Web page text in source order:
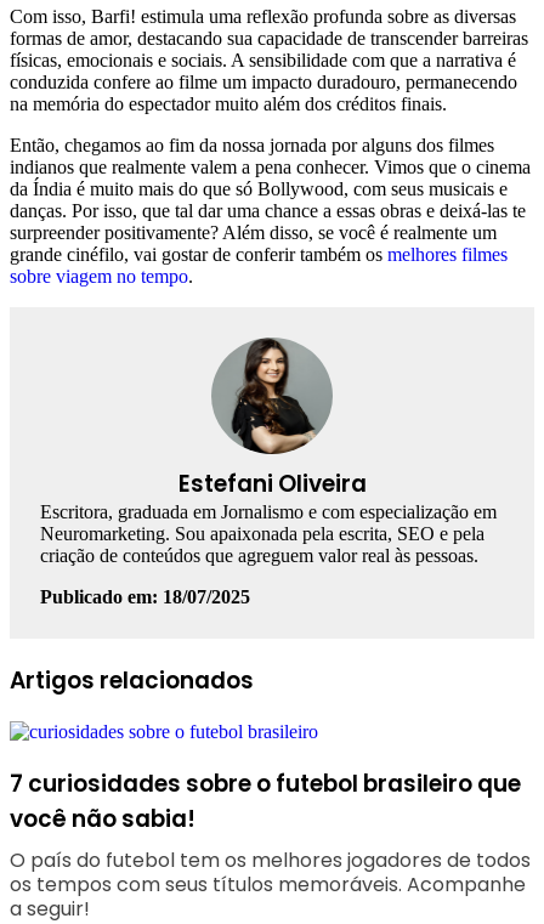
Com isso, Barfi! estimula uma reflexão profunda sobre as diversas
formas de amor, destacando sua capacidade de transcender barreiras
físicas, emocionais e sociais. A sensibilidade com que a narrativa é
conduzida confere ao filme um impacto duradouro, permanecendo
na memória do espectador muito além dos créditos finais.
Então, chegamos ao fim da nossa jornada por alguns dos filmes
indianos que realmente valem a pena conhecer. Vimos que o cinema
da Índia é muito mais do que só Bollywood, com seus musicais e
danças. Por isso, que tal dar uma chance a essas obras e deixá-las te
surpreender positivamente? Além disso, se você é realmente um
grande cinéfilo, vai gostar de conferir também os melhores filmes
sobre viagem no tempo.
Estefani Oliveira
Escritora, graduada em Jornalismo e com especialização em
Neuromarketing. Sou apaixonada pela escrita, SEO e pela
criação de conteúdos que agreguem valor real às pessoas.
Publicado em: 18/07/2025
Facebook
Linkedin
WhatsApp
Telegram
Artigos relacionados
7 curiosidades sobre o futebol brasileiro que
você não sabia!
O país do futebol tem os melhores jogadores de todos
os tempos com seus títulos memoráveis. Acompanhe
a seguir!